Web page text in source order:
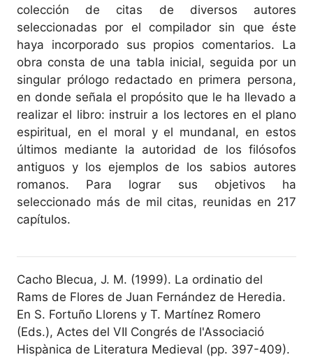
colección de citas de diversos autores
seleccionadas por el compilador sin que éste
haya incorporado sus propios comentarios. La
obra consta de una tabla inicial, seguida por un
singular prólogo redactado en primera persona,
en donde señala el propósito que le ha llevado a
realizar el libro: instruir a los lectores en el plano
espiritual, en el moral y el mundanal, en estos
últimos mediante la autoridad de los filósofos
antiguos y los ejemplos de los sabios autores
romanos. Para lograr sus objetivos ha
seleccionado más de mil citas, reunidas en 217
capítulos.
Cacho Blecua, J. M. (1999). La ordinatio del
Rams de Flores de Juan Fernández de Heredia.
En S. Fortuño Llorens y T. Martínez Romero
(Eds.), Actes del VII Congrés de l'Associació
Hispànica de Literatura Medieval (pp. 397-409).